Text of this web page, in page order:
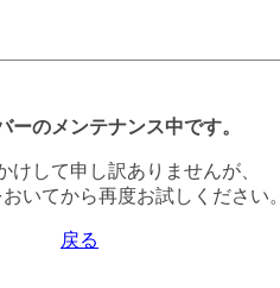
ーのメンテナンス中です。
けして申し訳ありませんが、
いてから再度お試しください。
戻る